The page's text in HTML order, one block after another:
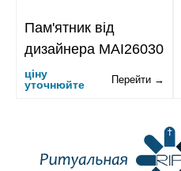
Пам'ятник від
дизайнера MAI26030
ціну
уточнюйте
Перейти →